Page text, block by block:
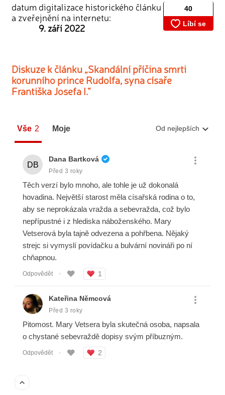
datum digitalizace historického článku
a zveřejnění na internetu:
9. září 2022
Diskuze k článku „Skandální příčina smrti
korunního prince Rudolfa, syna císaře
Františka Josefa I.“